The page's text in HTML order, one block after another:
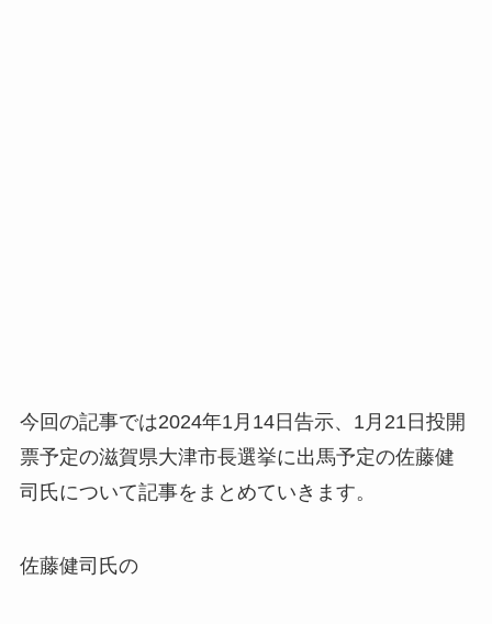
今回の記事では2024年1月14日告示、1月21日投開
票予定の滋賀県大津市長選挙に出馬予定の佐藤健
司氏について記事をまとめていきます。
佐藤健司氏の